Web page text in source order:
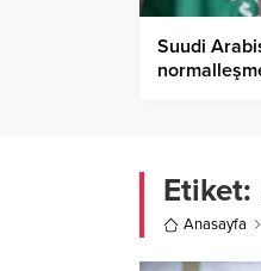
Suudi
Etiket:
Anasayfa